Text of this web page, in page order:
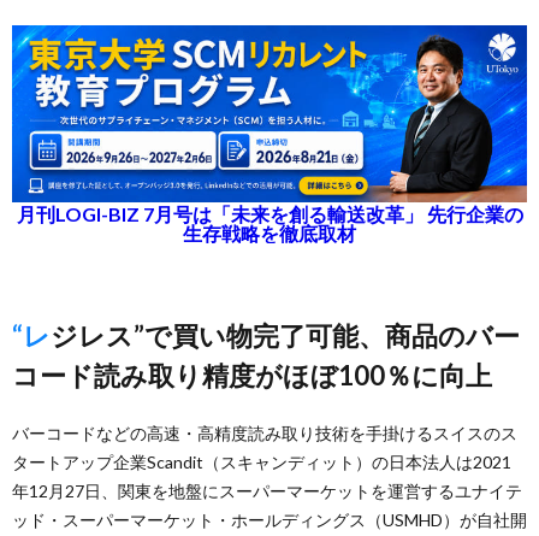
月刊LOGI-BIZ 7月号は「未来を創る輸送改革」 先行企業の
生存戦略を徹底取材
“レジレス”で買い物完了可能、商品のバー
コード読み取り精度がほぼ100％に向上
バーコードなどの高速・高精度読み取り技術を手掛けるスイスのス
タートアップ企業Scandit（スキャンディット）の日本法人は2021
年12月27日、関東を地盤にスーパーマーケットを運営するユナイテ
ッド・スーパーマーケット・ホールディングス（USMHD）が自社開